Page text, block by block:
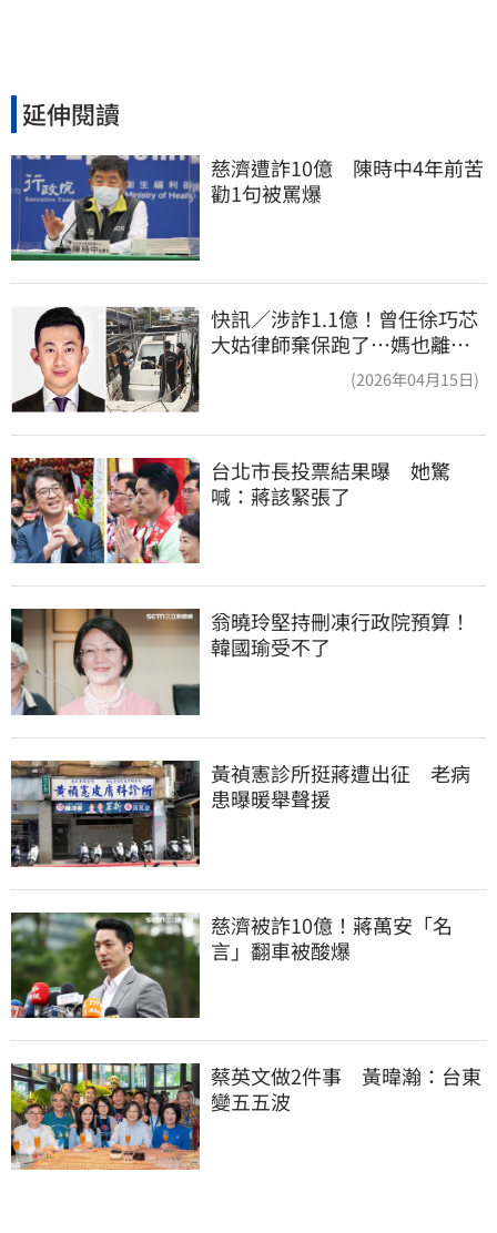
延伸閱讀
慈濟遭詐10億　陳時中4年前苦
勸1句被罵爆
快訊／涉詐1.1億！曾任徐巧芯
大姑律師棄保跑了…媽也離
(2026年04月15日)
台北市長投票結果曝　她驚
喊：蔣該緊張了
翁曉玲堅持刪凍行政院預算！
韓國瑜受不了
黃禎憲診所挺蔣遭出征　老病
患曝暖舉聲援
慈濟被詐10億！蔣萬安「名
言」翻車被酸爆
蔡英文做2件事　黃暐瀚：台東
變五五波